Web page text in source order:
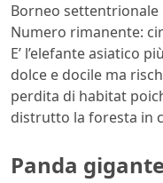
Borneo settentrionale
Numero rimanente:
E’ l’elefante asiatico
dolce e docile ma
perdita di habitat
distrutto la foresta in
Panda